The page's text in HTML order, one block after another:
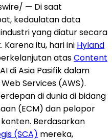
— Di saat
kedaulatan data
yang diatur secara
Karena itu, hari ini Hyland
atasContent
di Asia Pasifik dalam
Services (AWS).
di dunia di bidang
(ECM) dan pelopor
Berdasarkan
(SCA) mereka,